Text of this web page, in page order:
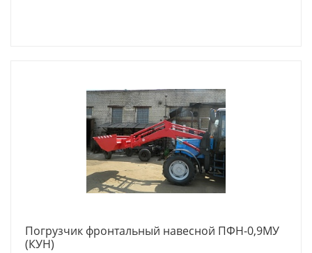
Погрузчик фронтальный навесной ПФН-0,9МУ
(КУН)